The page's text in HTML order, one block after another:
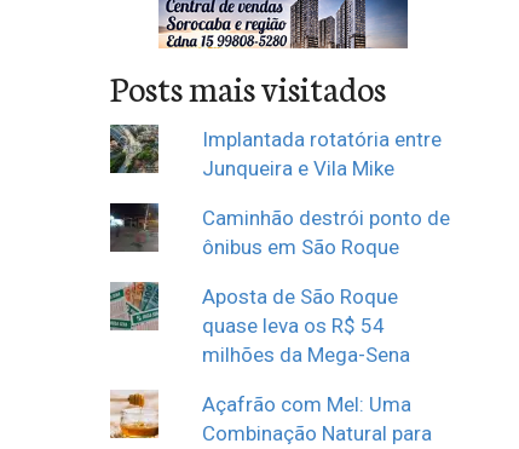
Posts mais visitados
Implantada rotatória entre
Junqueira e Vila Mike
Caminhão destrói ponto de
ônibus em São Roque
Aposta de São Roque
quase leva os R$ 54
milhões da Mega-Sena
Açafrão com Mel: Uma
Combinação Natural para